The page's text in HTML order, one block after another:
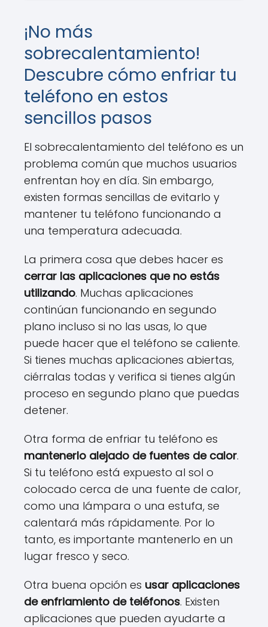
¡No más
sobrecalentamiento!
Descubre cómo enfriar tu
teléfono en estos
sencillos pasos
El sobrecalentamiento del teléfono es un
problema común que muchos usuarios
enfrentan hoy en día. Sin embargo,
existen formas sencillas de evitarlo y
mantener tu teléfono funcionando a
una temperatura adecuada.
La primera cosa que debes hacer es
cerrar las aplicaciones que no estás
utilizando. Muchas aplicaciones
continúan funcionando en segundo
plano incluso si no las usas, lo que
puede hacer que el teléfono se caliente.
Si tienes muchas aplicaciones abiertas,
ciérralas todas y verifica si tienes algún
proceso en segundo plano que puedas
detener.
Otra forma de enfriar tu teléfono es
mantenerlo alejado de fuentes de calor.
Si tu teléfono está expuesto al sol o
colocado cerca de una fuente de calor,
como una lámpara o una estufa, se
calentará más rápidamente. Por lo
tanto, es importante mantenerlo en un
lugar fresco y seco.
Otra buena opción es usar aplicaciones
de enfriamiento de teléfonos. Existen
aplicaciones que pueden ayudarte a